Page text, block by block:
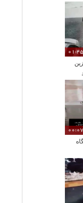
01:45
00:07